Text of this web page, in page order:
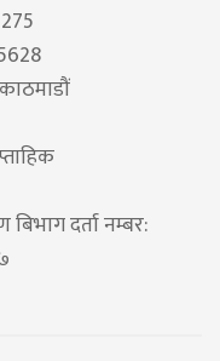
बिभाग दर्ता नम्बर: